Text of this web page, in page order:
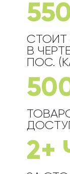
СТОИТ
В
ПОС.
2+